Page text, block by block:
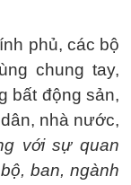
phủ, các bộ
chung tay,
bất động sản,
nhà nước,
với sự quan
ban, ngành